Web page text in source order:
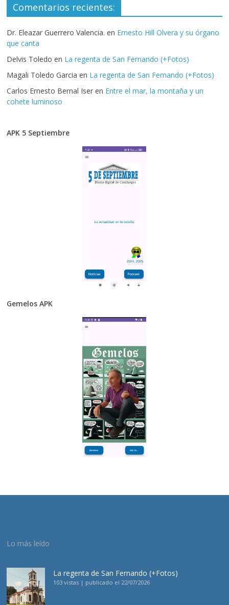
Comentarios recientes:
Dr. Eleazar Guerrero Valencia. en Ernesto Hill Olvera y su órgano
que canta
Delvis Toledo en La regenta de San Fernando (+Fotos)
Magali Toledo Garcia en La regenta de San Fernando (+Fotos)
Carlos Ernesto Bernal Iser en Entre el mar, la montaña y un
cohete luminoso
APK 5 Septiembre
Gemelos APK
Lo más leído
La regenta de San Fernando (+Fotos)
103 vistas | publicado el 22/07/2026